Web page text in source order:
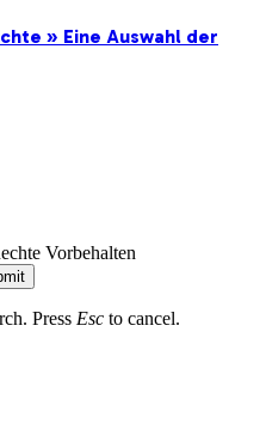
» Eine Auswahl der
Vorbehalten
Press Esc to cancel.